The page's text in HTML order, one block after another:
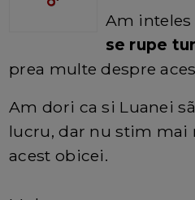
Am inteles
se rupe
prea multe despre
Am dori ca si Luanei
lucru, dar nu stim mai
acest obicei.